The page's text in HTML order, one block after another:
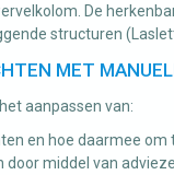
De
structuren
MET
aanpassen van:
en hoe daarmee om
door middel van